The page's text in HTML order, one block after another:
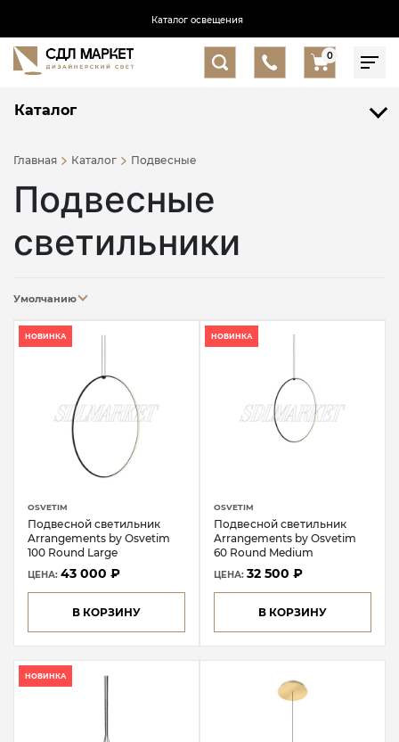
Каталог освещения
0
Каталог
Главная Каталог Подвесные
Подвесные
светильники
Умолчанию
НОВИНКА
OSVETIM
Подвесной светильник
Arrangements by Osvetim
100 Round Large
ЦЕНА: 43 000 ₽
В КОРЗИНУ
НОВИНКА
OSVETIM
Подвесной светильник
Arrangements by Osvetim
60 Round Medium
ЦЕНА: 32 500 ₽
В КОРЗИНУ
НОВИНКА